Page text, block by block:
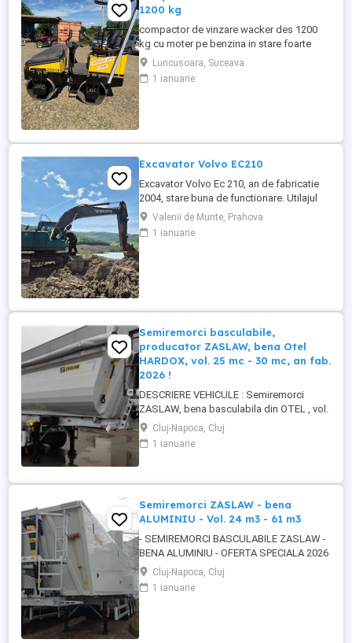
1200 kg
compactor de vinzare wacker des 1200
kg cu moter pe benzina in stare foarte
buna de functionare cu vibratie si apa pt
valurii pentru mai multe detalii pe watzup
darius
Luncusoara, Suceava
1 ianuarie
Excavator Volvo EC210
Excavator Volvo Ec 210, an de fabricatie
2004, stare buna de functionare. Utilajul
are cupla hidarulica rapida, linii hidraulice
auxiliare pentru picon, foarfeca, etc.
Motorul este Deutz-Volvo cu racire pe
Valenii de Munte, Prahova
1 ianuarie
Semiremorci basculabile,
producator ZASLAW, bena Otel
HARDOX, vol. 25 mc - 30 mc, an fab.
2026 !
DESCRIERE VEHICULE : Semiremorci
ZASLAW, bena basculabila din OTEL , vol.
24 mc - 30 mc, (stoc nou 2026 sau in
fabricatie ZASLAW) . DETALII: -
Semiremorci basculabile pe 3 axe, bena
Cluj-Napoca, Cluj
1 ianuarie
Semiremorci ZASLAW - bena
ALUMINIU - Vol. 24 m3 - 61 m3
- SEMIREMORCI BASCULABILE ZASLAW -
BENA ALUMINIU - OFERTA SPECIALA 2026
!! - VEHICULE NOI - ( pe stoc SAU în
fabricație ZASLAW - cu termen SCURT de
livrare ) DESCRIERE VEHICULE : -
Cluj-Napoca, Cluj
1 ianuarie